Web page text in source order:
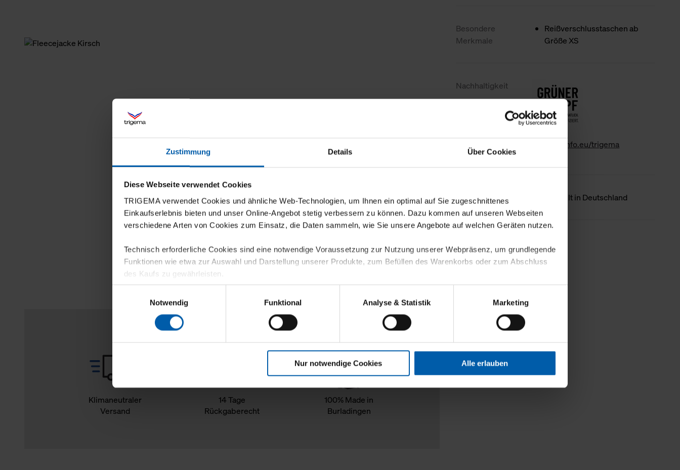
Zustimmung Details Über Cookies
Diese Webseite verwendet Cookies
TRIGEMA verwendet Cookies und ähnliche Web-Technologien, um Ihnen ein optimal auf Sie zugeschnittenes
Einkaufserlebnis bieten und unser Online-Angebot stetig verbessern zu können. Dazu kommen auf unseren Webseiten
verschiedene Arten von Cookies zum Einsatz, die Daten sammeln, wie Sie unsere Angebote auf welchen Geräten nutzen.
Technisch erforderliche Cookies sind eine notwendige Voraussetzung zur Nutzung unserer Webpräsenz, um grundlegende
Funktionen wie etwa zur Auswahl und Darstellung unserer Produkte, zum Befüllen des Warenkorbs oder zum Abschluss
des Kaufs zu gewährleisten.
Für die Darstellung personalisierter Angebote, Anzeigen und Inhalte aufgrund Ihres Nutzerverhaltens und Ihres Profils
sowie für Marketing-, Statistik- und Tracking-Zwecke zur Analyse und Optimierung unserer Webpräsenz speichern wir
personenbezogene Informationen. Diese übermitteln wir in anonymisierter Form an Dritte wie etwa unsere
Klicken Sie auf "Alle erlauben", damit wir alle Cookies und Web-Technologien für Ihr personalisiertes Einkaufserlebnis
verwenden dürfen. Über die jeweiligen Schaltflächen können Sie die Arten der Cookies selbst festlegen, die Sie erlauben
Notwendig
Funktional Analyse & Statistik Marketing
Nur notwendige Cookies Alle erlauben
Klimaneutraler
Versand
14 Tage
Rückgaberecht
100% Made in
Burladingen
Besondere
Merkmale
Reißverschlusstaschen ab
Größe XS
Nachhaltigkeit
www.gk-info.eu/trigema
Ursprungsland Hergestellt in Deutschland